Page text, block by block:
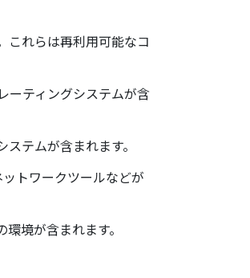
これらは再利用可能なコ
ーティングシステムが含
テムが含まれます。
トワークツールなどが
境が含まれます。